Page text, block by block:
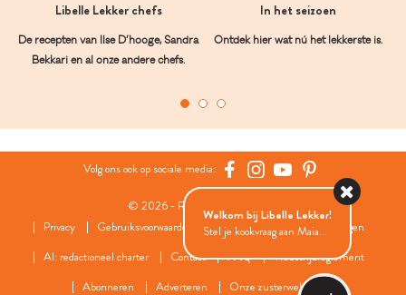
Libelle Lekker chefs
De recepten van Ilse D’hooge, Sandra
Bekkari en al onze andere chefs.
In het seizoen
Ontdek hier wat nú het lekkerste is.
Volg ons ook op sociale media:
© 2026 - Roularta Media Group
Privacy
Gebruiksvoorwaarden Cookies
Cookies instellingen
AI: redactioneel charter
Contact FAQ
Wedstrijdreglement
Abonneren
Adverteren Onze zusterwebsites
Welkom bij Libelle Lekker!
Stel je kookvraag aan Maia...